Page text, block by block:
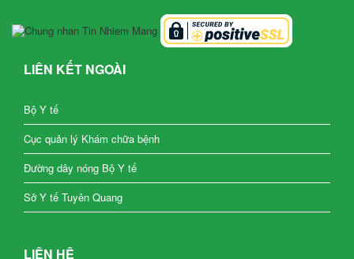
LIÊN KẾT NGOÀI
Bộ Y tế
Cục quản lý Khám chữa bệnh
Đường dây nóng Bộ Y tế
Sở Y tế Tuyên Quang
LIÊN HỆ